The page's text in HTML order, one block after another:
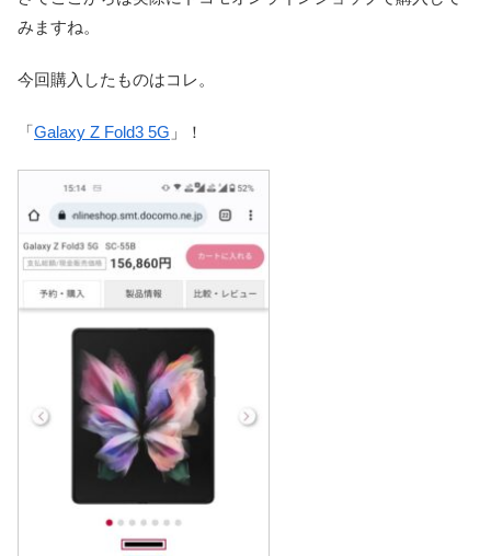
みますね。
今回購入したものはコレ。
「Galaxy Z Fold3 5G 」！